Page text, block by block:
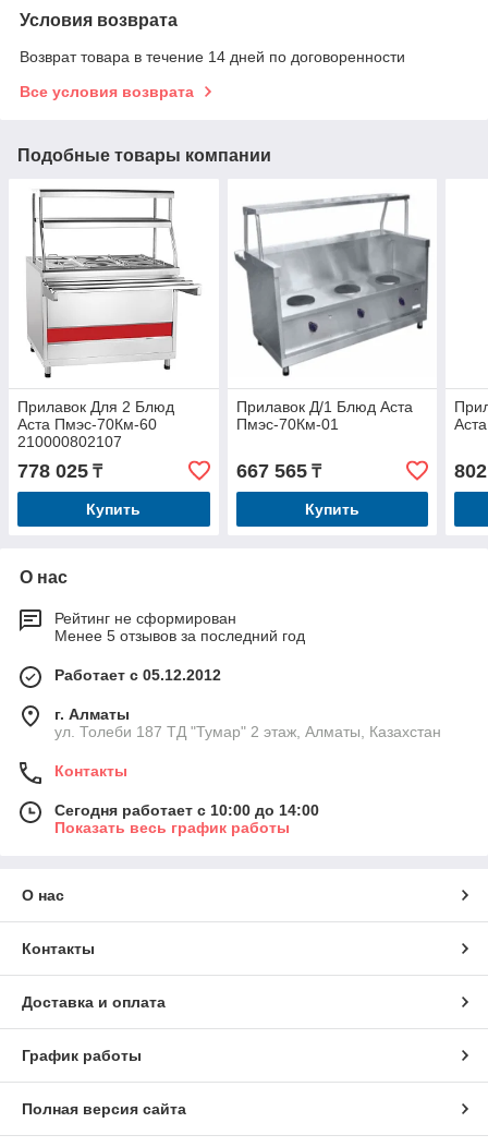
Условия возврата
Возврат товара в течение 14 дней по договоренности
Все условия возврата
Подобные товары компании
Прилавок Для 2 Блюд
Аста Пмэс-70Км-60
210000802107
778 025 ₸
Купить
Прилавок Д/1 Блюд Аста
Пмэс-70Км-01
667 565₸
Купить
О нас
Рейтинг не сформирован
Менее 5 отзывов за последний год
Работает с 05.12.2012
г. Алматы
ул. Толеби 187 ТД "Тумар" 2 этаж, Алматы, Казахстан
Контакты
Сегодня работает с 10:00 до 14:00
Показать весь график работы
О нас
Контакты
Доставка и оплата
График работы
Полная версия сайта